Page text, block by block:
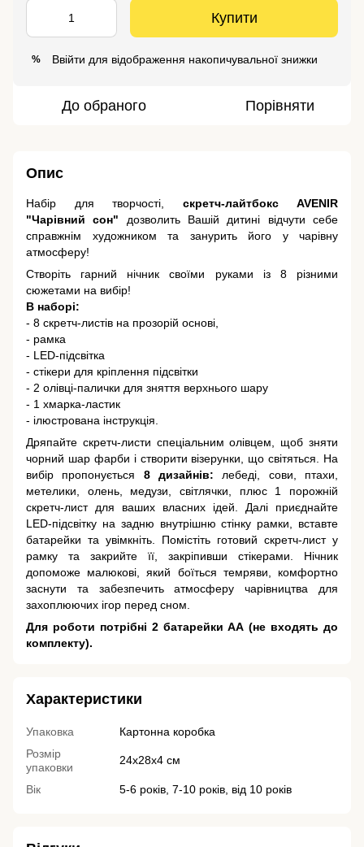
Купити
% Ввійти для відображення накопичувальної знижки
До обраного Порівняти
Опис
Набір для творчості, скретч-лайтбокс AVENIR
"Чарівний сон" дозволить Вашій дитині відчути себе
справжнім художником та занурить його у чарівну
атмосферу!
Створіть гарний нічник своїми руками із 8 різними
сюжетами на вибір!
В наборі:
- 8 скретч-листів на прозорій основі,
- рамка
- LED-підсвітка
- стікери для кріплення підсвітки
- 2 олівці-палички для зняття верхнього шару
- 1 хмарка-ластик
- ілюстрована інструкція.
Дряпайте скретч-листи спеціальним олівцем, щоб зняти
чорний шар фарби і створити візерунки, що світяться. На
вибір пропонується 8 дизайнів: лебеді, сови, птахи,
метелики, олень, медузи, світлячки, плюс 1 порожній
скретч-лист для ваших власних ідей. Далі приєднайте
LED-підсвітку на задню внутрішню стінку рамки, вставте
батарейки та увімкніть. Помістіть готовий скретч-лист у
рамку та закрийте її, закріпивши стікерами. Нічник
допоможе малюкові, який боїться темряви, комфортно
заснути та забезпечить атмосферу чарівництва для
захоплюючих ігор перед сном.
Для роботи потрібні 2 батарейки АА (не входять до
комплекту).
Характеристики
Упаковка
Картонна коробка
Розмір
упаковки
24х28х4 см
Вік 5-6 років, 7-10 років, від 10 років